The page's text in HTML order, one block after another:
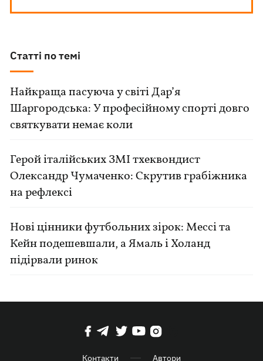
Статті по темі
Найкраща пасуюча у світі Дар’я
Шаргородська: У професійному спорті довго
святкувати немає коли
Герой італійських ЗМІ тхеквондист
Олександр Чумаченко: Скрутив грабіжника
на рефлексі
Нові цінники футбольних зірок: Мессі та
Кейн подешевшали, а Ямаль і Холанд
підірвали ринок
Контакти Автори